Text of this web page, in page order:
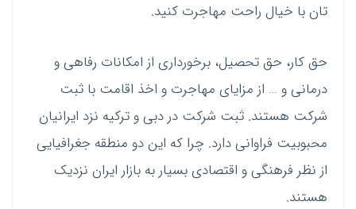
تان با خیال راحت مهاجرت کنید.
حق کار، حق تحصیل، برخورداری از امکانات رفاهی و
درمانی و … از مزایای مهاجرت و اخذ اقامت با ثبت
شرکت هستند. ثبت شرکت در دبی و ترکیه نزد ایرانیان
محبوبیت فراوانی دارد. چرا که این دو منطقه جغرافیایی
از نظر فرهنگی و اقتصادی بسیار به بازار ایران نزدیک
هستند.